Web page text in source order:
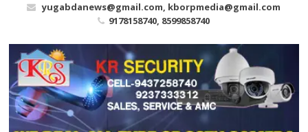
yugabdanews@gmail.com, kborpmedia@gmail.com
9178158740, 8599858740